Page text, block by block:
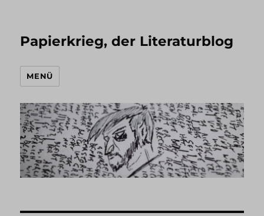
Papierkrieg, der Literaturblog
MENÜ